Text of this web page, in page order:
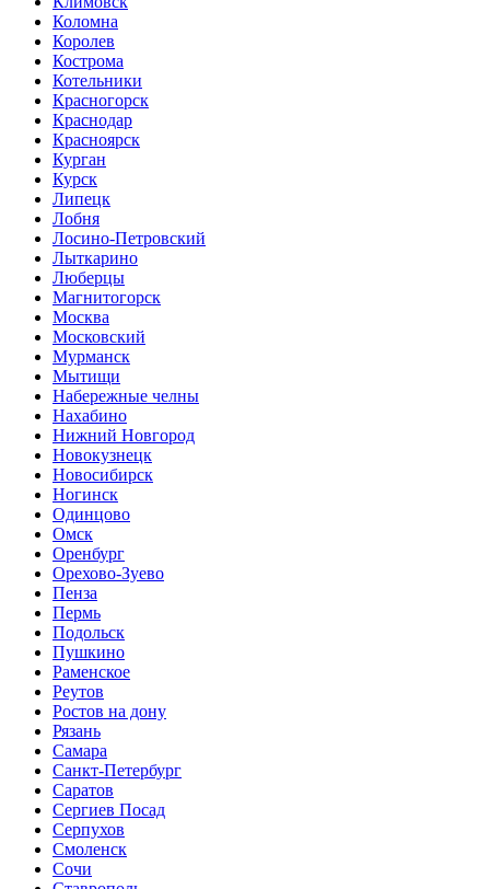
Коломна
Королев
Кострома
Котельники
Красногорск
Краснодар
Красноярск
Курган
Курск
Липецк
Лобня
Лосино-Петровский
Лыткарино
Люберцы
Магнитогорск
Москва
Московский
Мурманск
Мытищи
Набережные челны
Нахабино
Нижний Новгород
Новокузнецк
Новосибирск
Ногинск
Одинцово
Омск
Оренбург
Орехово-Зуево
Пенза
Пермь
Подольск
Пушкино
Раменское
Реутов
Ростов на дону
Рязань
Самара
Санкт-Петербург
Саратов
Сергиев Посад
Серпухов
Смоленск
Сочи